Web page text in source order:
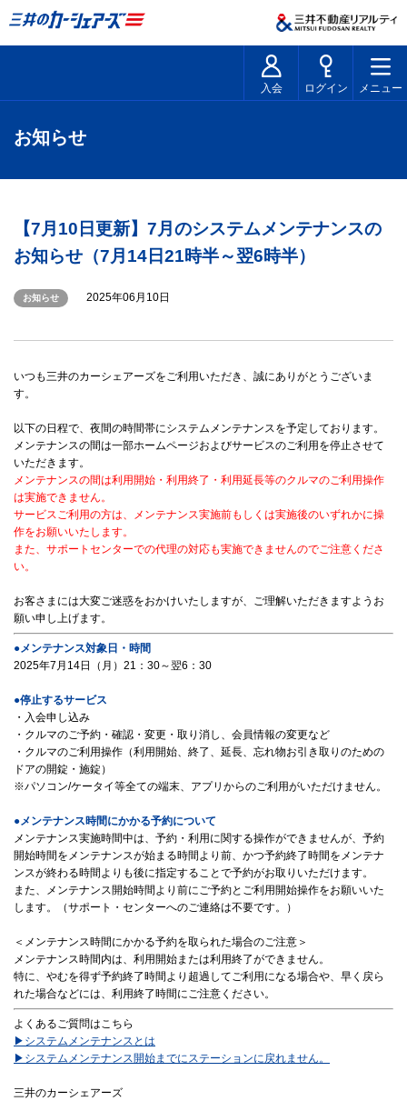
入会 ログイン メニュー
お知らせ
【7月10日更新】7月のシステムメンテナンスの
お知らせ（7月14日21時半～翌6時半）
お知らせ 2025年06月10日
いつも三井のカーシェアーズをご利用いただき、誠にありがとうございま
す。
以下の日程で、夜間の時間帯にシステムメンテナンスを予定しております。
メンテナンスの間は一部ホームページおよびサービスのご利用を停止させて
いただきます。
メンテナンスの間は利用開始・利用終了・利用延長等のクルマのご利用操作
は実施できません。
サービスご利用の方は、メンテナンス実施前もしくは実施後のいずれかに操
作をお願いいたします。
また、サポートセンターでの代理の対応も実施できませんのでご注意くださ
い。
お客さまには大変ご迷惑をおかけいたしますが、ご理解いただきますようお
願い申し上げます。
●メンテナンス対象日・時間
2025年7月14日（月）21：30～翌6：30
●停止するサービス
・入会申し込み
・クルマのご予約・確認・変更・取り消し、会員情報の変更など
・クルマのご利用操作（利用開始、終了、延長、忘れ物お引き取りのための
ドアの開錠・施錠）
※パソコン/ケータイ等全ての端末、アプリからのご利用がいただけません。
●メンテナンス時間にかかる予約について
メンテナンス実施時間中は、予約・利用に関する操作ができませんが、予約
開始時間をメンテナンスが始まる時間より前、かつ予約終了時間をメンテナ
ンスが終わる時間よりも後に指定することで予約がお取りいただけます。
また、メンテナンス開始時間より前にご予約とご利用開始操作をお願いいた
します。（サポート・センターへのご連絡は不要です。）
＜メンテナンス時間にかかる予約を取られた場合のご注意＞
メンテナンス時間内は、利用開始または利用終了ができません。
特に、やむを得ず予約終了時間より超過してご利用になる場合や、早く戻ら
れた場合などには、利用終了時間にご注意ください。
よくあるご質問はこちら
▶システムメンテナンスとは
▶システムメンテナンス開始までにステーションに戻れません。
三井のカーシェアーズ